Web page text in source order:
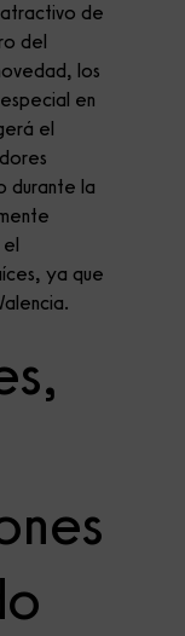
atractivo de
del
los
en
el
durante la
ya que